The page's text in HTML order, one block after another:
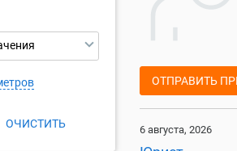
ОТПРАВИТЬ
6 августа, 2026
ОЧИСТИТЬ